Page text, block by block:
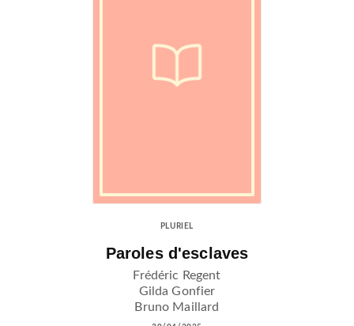
PLURIEL
Paroles d'esclaves
Frédéric Regent
Gilda Gonfier
Bruno Maillard